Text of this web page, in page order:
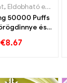
, Eldobható e-cigaretta nikotinnal
50000 Puffs
és
guava ízek
€8.67